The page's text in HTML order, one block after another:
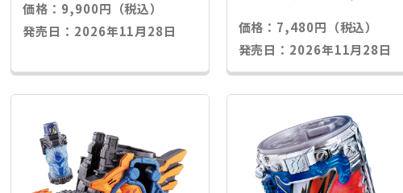
価格：9,900円（税込）
発売日：2026年11月28日
価格：7,480円（税込）
発売日：2026年11月28日